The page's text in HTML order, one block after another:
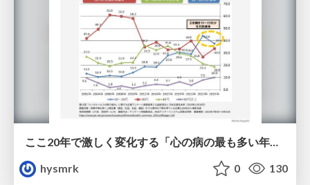
hysmrk
0 130